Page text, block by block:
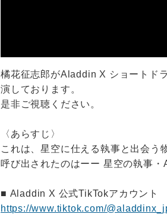
橘花征志郎がAladdin X ショートド
演しております。
是非ご視聴ください。
〈あらすじ〉
これは、星空に仕える執事と出会う
呼び出されたのはーー 星空の執事・
■ Aladdin X 公式TikTokアカウント
https://www.tiktok.com/